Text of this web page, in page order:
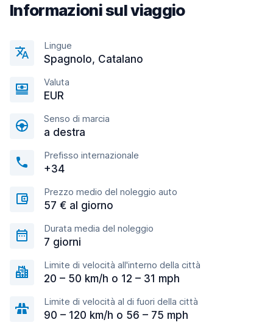
Informazioni sul viaggio
Lingue
Spagnolo, Catalano
Valuta
EUR
Senso di marcia
a destra
Prefisso internazionale
+34
Prezzo medio del noleggio auto
57 € al giorno
Durata media del noleggio
7 giorni
Limite di velocità all'interno della città
20 – 50 km/h o 12 – 31 mph
Limite di velocità al di fuori della città
90 – 120 km/h o 56 – 75 mph